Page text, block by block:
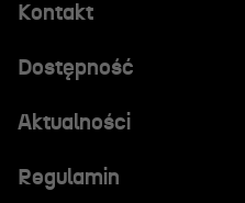
Kontakt
Dostępność
Aktualności
Regulamin